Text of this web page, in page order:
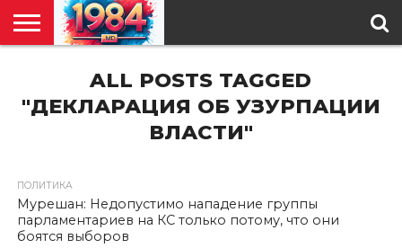
ПОЛИТИКА
ОБЩЕСТВО
РЕГИОНЫ
КУЛЬТУРА
АНАЛИТИКА
СПЕЦПРОЕКТALL POSTS TAGGED
"ДЕКЛАРАЦИЯ ОБ УЗУРПАЦИИ
ВЛАСТИ"
ПОЛИТИКА
Мурешан: Недопустимо нападение группы
парламентариев на КС только потому, что они
боятся выборов